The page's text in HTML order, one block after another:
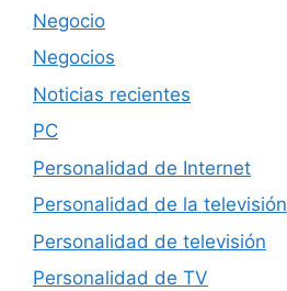
Negocio
Negocios
Noticias recientes
PC
Personalidad de Internet
Personalidad de la televisión
Personalidad de televisión
Personalidad de TV